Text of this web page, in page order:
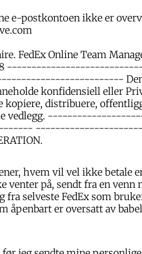
e-postkontoen ikke er
FedEx Online Team
2008
Denne
konfidensiell eller
kopiere, distribuere,
vedlegg.
hvem vil vel ikke betale
venter på, sendt fra en venn
fra selveste FedEx som
åpenbart er oversatt av